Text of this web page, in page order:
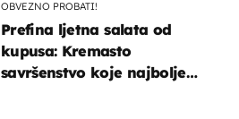
OBVEZNO PROBATI!
Prefina ljetna salata od
kupusa: Kremasto
savršenstvo koje najbolje